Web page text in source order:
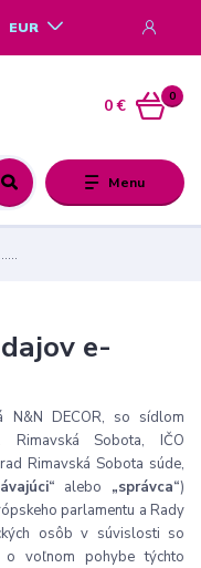
Menu
EUR
0
0 €
e-
N&N DECOR, so sídlom
Sobota, IČO
Rimavská Sobota súde,
alebo „správca“)
parlamentu a Rady
osôb v súvislosti so
o voľnom pohybe týchto